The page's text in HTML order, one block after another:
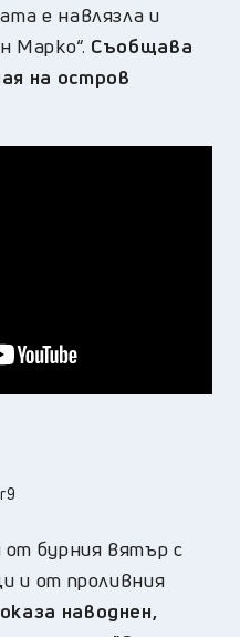
е навлязла и
Марко“. Съобщава
на остров
бурния вятър с
и от проливния
наводнен,